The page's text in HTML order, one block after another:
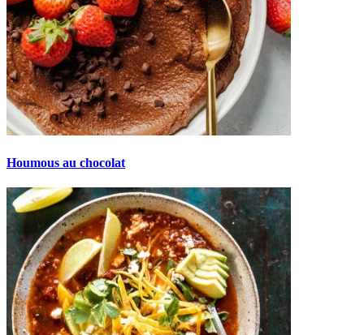
Houmous au chocolat